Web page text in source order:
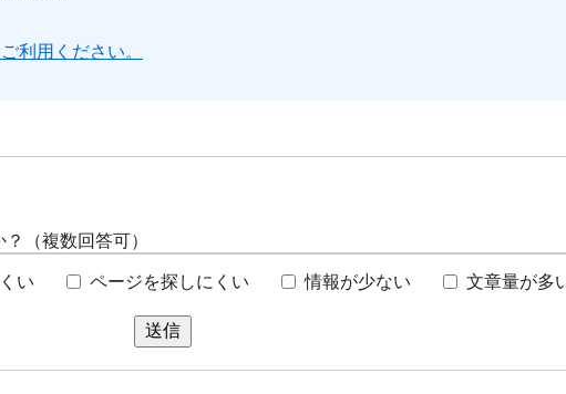
利用ください。
（複数回答可）
い ページを探しにくい 情報が少ない 文章量が多
送信